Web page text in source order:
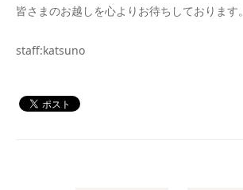
皆さまのお越しを心よりお待ちしております。
staff:katsuno